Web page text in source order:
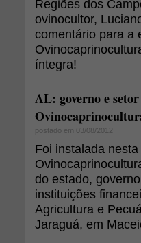
Regiões dos
ovinocultor,
comentário para a
íntegra!
AL: governo e
postado em 03/08/2012
Foi instalada
do estado,
instituições
Agricultura e
Jaraguá, em